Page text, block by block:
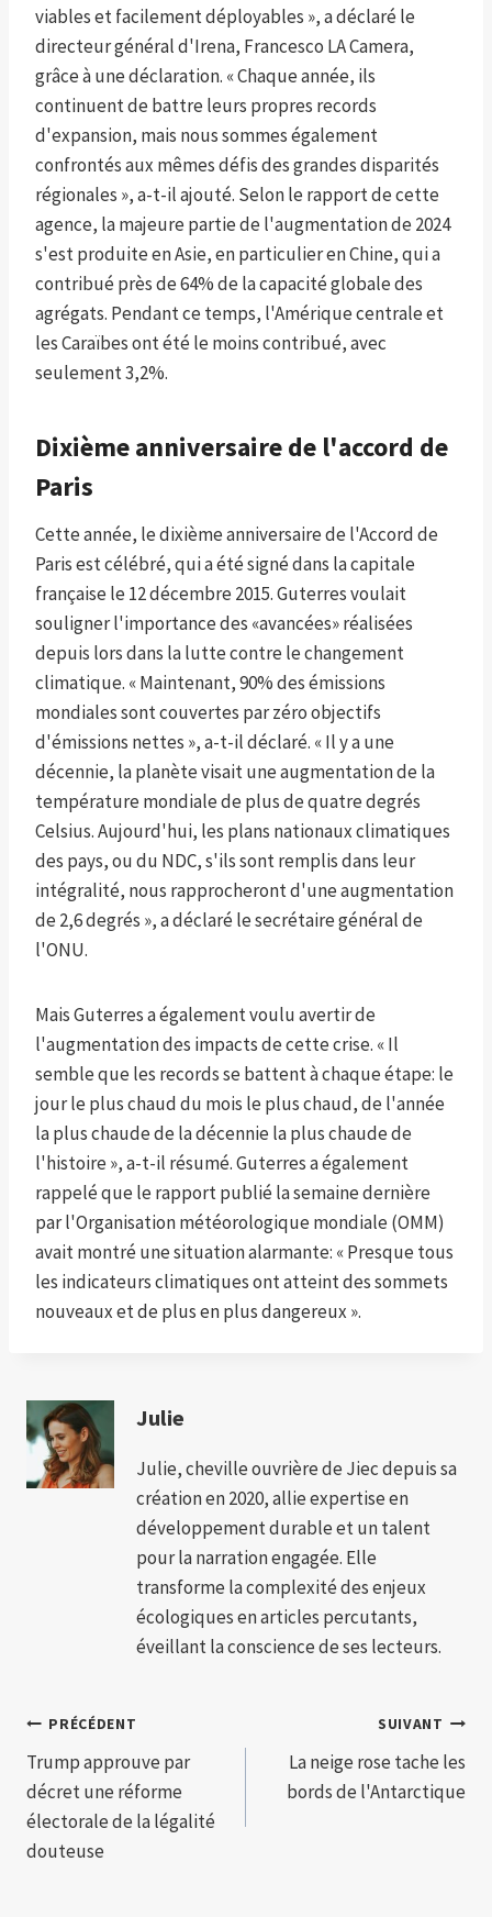
viables et facilement déployables », a déclaré le
directeur général d'Irena, Francesco LA Camera,
grâce à une déclaration. « Chaque année, ils
continuent de battre leurs propres records
d'expansion, mais nous sommes également
confrontés aux mêmes défis des grandes disparités
régionales », a-t-il ajouté. Selon le rapport de cette
agence, la majeure partie de l'augmentation de 2024
s'est produite en Asie, en particulier en Chine, qui a
contribué près de 64% de la capacité globale des
agrégats. Pendant ce temps, l'Amérique centrale et
les Caraïbes ont été le moins contribué, avec
seulement 3,2%.
Dixième anniversaire de l'accord de
Paris
Cette année, le dixième anniversaire de l'Accord de
Paris est célébré, qui a été signé dans la capitale
française le 12 décembre 2015. Guterres voulait
souligner l'importance des «avancées» réalisées
depuis lors dans la lutte contre le changement
climatique. « Maintenant, 90% des émissions
mondiales sont couvertes par zéro objectifs
d'émissions nettes », a-t-il déclaré. « Il y a une
décennie, la planète visait une augmentation de la
température mondiale de plus de quatre degrés
Celsius. Aujourd'hui, les plans nationaux climatiques
des pays, ou du NDC, s'ils sont remplis dans leur
intégralité, nous rapprocheront d'une augmentation
de 2,6 degrés », a déclaré le secrétaire général de
l'ONU.
Mais Guterres a également voulu avertir de
l'augmentation des impacts de cette crise. « Il
semble que les records se battent à chaque étape: le
jour le plus chaud du mois le plus chaud, de l'année
la plus chaude de la décennie la plus chaude de
l'histoire », a-t-il résumé. Guterres a également
rappelé que le rapport publié la semaine dernière
par l'Organisation météorologique mondiale (OMM)
avait montré une situation alarmante: « Presque tous
les indicateurs climatiques ont atteint des sommets
nouveaux et de plus en plus dangereux ».
Julie
Julie, cheville ouvrière de Jiec depuis sa
création en 2020, allie expertise en
développement durable et un talent
pour la narration engagée. Elle
transforme la complexité des enjeux
écologiques en articles percutants,
éveillant la conscience de ses lecteurs.
Navigation
de
l’article
PRÉCÉDENT
Trump approuve par
décret une réforme
électorale de la légalité
douteuse
SUIVANT
La neige rose tache les
bords de l'Antarctique